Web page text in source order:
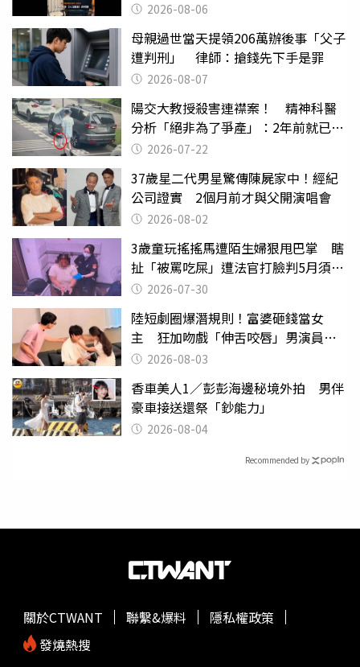
2026-08-06
母親過世當天提領206萬辦後事「父子
遭判刑」 律師：搶錢先下手是罪
2026-08-07
陽交大教授殺害連襟案！ 精神科醫
分析「絕非為了爭產」：2年前就已言
行詭異
2026-07-22
37歲星二代男星驚傳陳屍家中！經紀
公司證實 2個月前才與父開演唱會
2026-08-02
3歲童玩搖搖馬遭陌生婦狠甩巴掌 瞎
扯「被罵吃屎」遭法官打臉判5月須入
監 2026-07-30
陸短劇圈爆潛規則！富婆砸錢當女
主 狂加吻戲「伸舌咬唇」男演員崩
潰 2026-08-03
香車美人1／彭彭海邊秘境外拍 男伴
豪車接送還祭「鈔能力」
2026-08-04
Recommended by
關於CTWANT 聯繫&爆料
隱私權政策
發燒熱搜